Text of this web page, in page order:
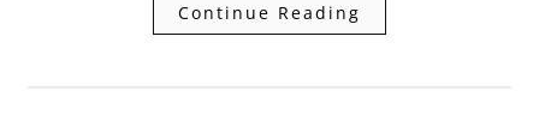
Continue Reading